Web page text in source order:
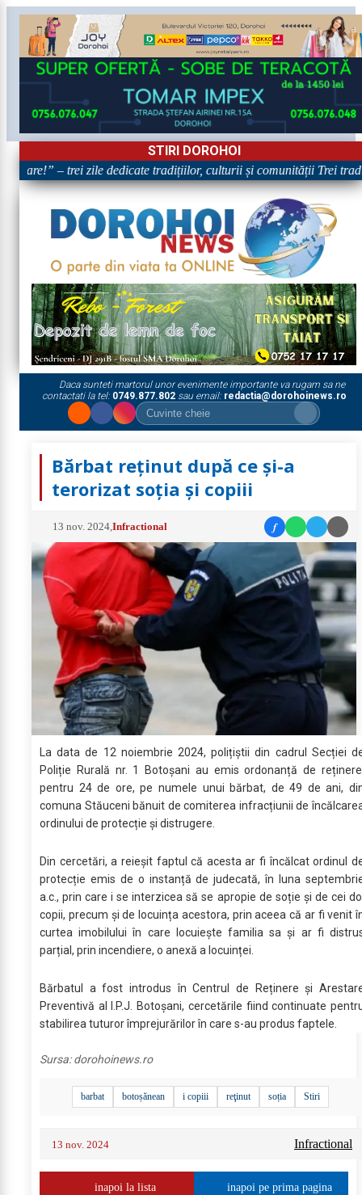
STIRI DOROHOI
– trei zile dedicate tradițiilor, culturii și comunității Trei
Daca sunteti martorul unor evenimente importante va rugam sa ne
contactati la tel: 0749.877.802sau email: redactia@dorohoinews.ro
Bărbat reținut după ce și-a
terorizat soția și copiii
13 nov. 2024 ,Infractional f
La data de 12 noiembrie 2024, polițiștii din cadrul Secției
Poliție Rurală nr. 1 Botoșani au emis ordonanță de
pentru 24 de ore, pe numele unui bărbat, de 49 de ani,
comuna Stăuceni bănuit de comiterea infracțiunii de
ordinului de protecție și distrugere.
Din cercetări, a reieșit faptul că acesta ar fi încălcat ordinul
protecție emis de o instanță de judecată, în luna
a.c., prin care i se interzicea să se apropie de soție și de cei
copii, precum și de locuința acestora, prin aceea că ar fi venit
curtea imobilului în care locuiește familia sa și ar fi
parțial, prin incendiere, o anexă a locuinței.
Bărbatul a fost introdus în Centrul de Reținere și
Preventivă al I.P.J. Botoșani, cercetările fiind continuate
stabilirea tuturor împrejurărilor în care s-au produs faptele.
Sursa:dorohoinews.ro
barbat botoșănean i copiii reţinut soția Stiri
13 nov. 2024 Infractional
inapoi la lista inapoi pe prima pagina